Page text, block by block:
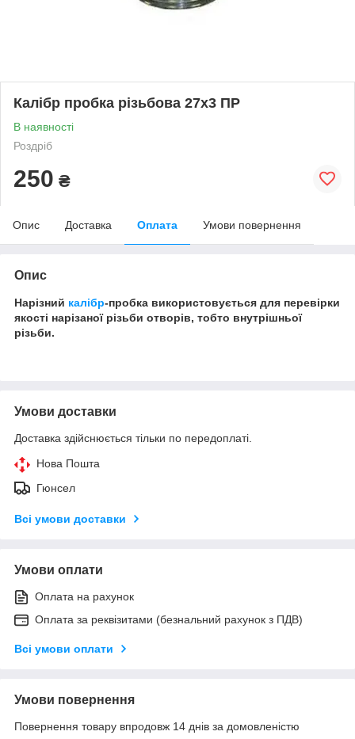
Калібр пробка різьбова 27х3 ПР
В наявності
Роздріб
250 ₴
Опис Доставка Оплата Умови повернення
Опис
Нарізний калібр-пробка використовується для перевірки
якості нарізаної різьби отворів, тобто внутрішньої
різьби.
Умови доставки
Доставка здійснюється тільки по передоплаті.
Нова Пошта
Гюнсел
Всі умови доставки
Умови оплати
Оплата на рахунок
Оплата за реквізитами (безнальний рахунок з ПДВ)
Всі умови оплати
Умови повернення
Повернення товару впродовж 14 днів за домовленістю